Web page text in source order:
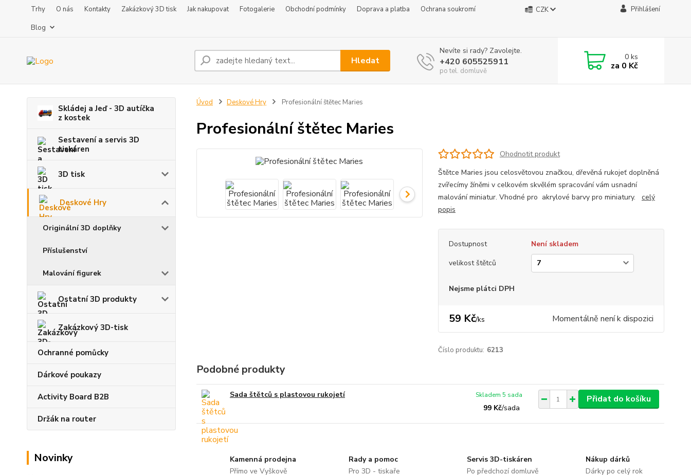
Trhy O nás Kontakty Zakázkový 3D tisk Jak nakupovat Fotogalerie Obchodní podmínky Doprava a platba
Ochrana soukromí
Blog
CZK Přihlášení
Hledat
Nevíte si rady? Zavolejte.
+420 605525911
po tel. domluvě
0ks
za 0 Kč
Skládej a Jeď - 3D autíčka
z kostek
Sestavení a servis 3D
tiskáren
3D tisk
Deskové Hry
Originální 3D doplňky
Příslušenství
Malování figurek
Ostatní 3D produkty
Zakázkový 3D-tisk
Ochranné pomůcky
Dárkové poukazy
Activity Board B2B
Držák na router
Novinky
Úvod Deskové Hry Profesionální štětec Maries
Profesionální štětec Maries
Ohodnotit produkt
Štětce Maries jsou celosvětovou značkou, dřevěná rukojeť doplněná
zvířecímy žíněmi v celkovém skvělém spracování vám usnadní
malování miniatur. Vhodné pro akrylové barvy pro miniatury. celý
popis
Dostupnost
Není skladem
velikost štětců
Nejsme plátci DPH
59 Kč/ks Momentálně není k dispozici
Číslo produktu: 6213
Podobné produkty
Sada štětců s plastovou rukojetí
99 Kč/sada
Skladem 5 sada Přidat do košíku
Kamenná prodejna
Přímo ve Vyškově
Rady a pomoc
Pro 3D - tiskaře
Servis 3D-tiskáren
Po předchozí domluvě
Nákup dárků
Dárky po celý rok